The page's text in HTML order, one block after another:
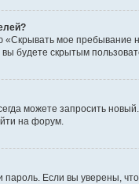
мое
будете скрытым
можете запросить
на форум.
Если вы уверены,